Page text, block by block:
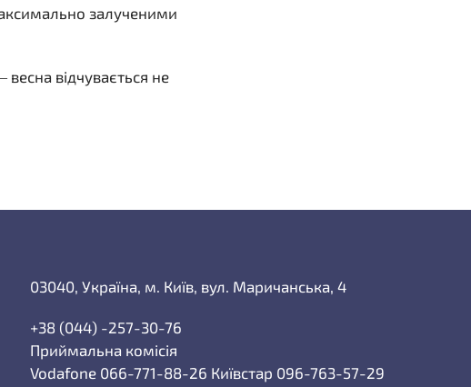
залученими
весна відчувається не
03040, Україна, м. Київ, вул. Маричанська, 4
+38 (044) -257-30-76
Приймальна комісія
Vodafone 066-771-88-26 Київстар 096-763-57-29